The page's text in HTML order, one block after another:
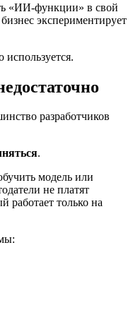
«ИИ-функции» в свой
экспериментирует
разработчиков
.
модель или
не платят
работает только на